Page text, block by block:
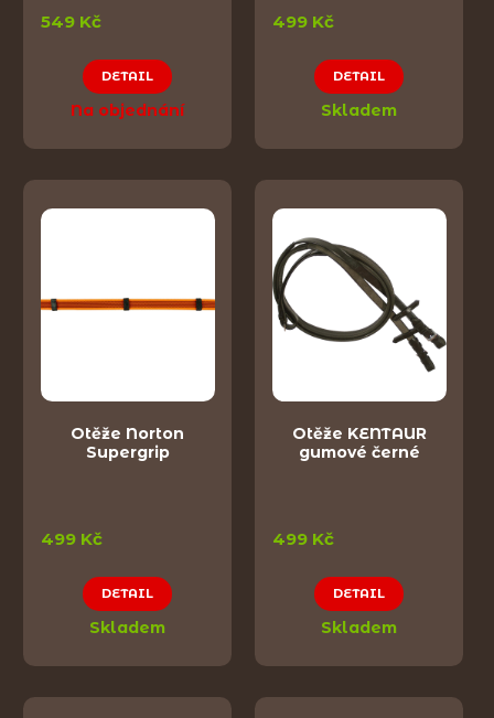
549 Kč
DETAIL
Na objednání
499 Kč
DETAIL
Skladem
Otěže Norton
Supergrip
499 Kč
DETAIL
Skladem
Otěže KENTAUR
gumové černé
499 Kč
DETAIL
Skladem